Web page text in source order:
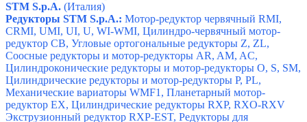
STM S.p.A. (Италия)
Редукторы STM S.p.A.: Мотор-редуктор червячный RMI,
CRMI, UMI, UI, U, WI-WMI, Цилиндро-червячный мотор-
редуктор CB, Угловые ортогональные редукторы Z, ZL,
Соосные редукторы и мотор-редукторы AR, AM, AC,
Цилиндроконические редукторы и мотор-редукторы O, S, SM,
Цилиндрические редукторы и мотор-редукторы P, PL,
Механические вариаторы WMF1, Планетарный мотор-
редуктор EX, Цилиндрические редукторы RXP, RXO-RXV
Экструзионный редуктор RXP-EST, Редукторы для